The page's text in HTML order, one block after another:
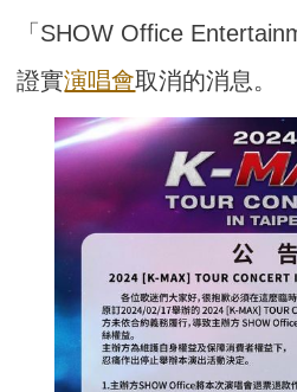
「SHOW Office
證實演唱會取消的消息。